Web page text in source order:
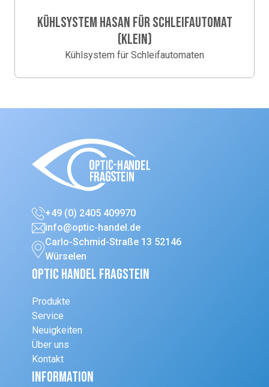
KÜHLSYSTEM HASAN FÜR SCHLEIFAUTOMAT
(KLEIN)
Kühlsystem für Schleifautomaten
+49 (0) 2405 409970
info@optic-handel.de
Carlo-Schmid-Straße 13 52146
Würselen
Optic Handel Fragstein
Produkte
Service
Neuigkeiten
Über uns
Kontakt
Information